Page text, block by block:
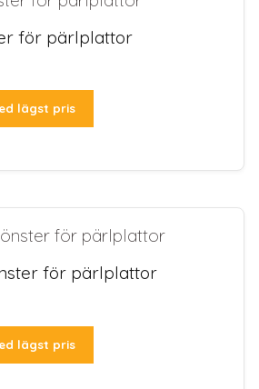
för pärlplattor
lägst pris
för pärlplattor
lägst pris